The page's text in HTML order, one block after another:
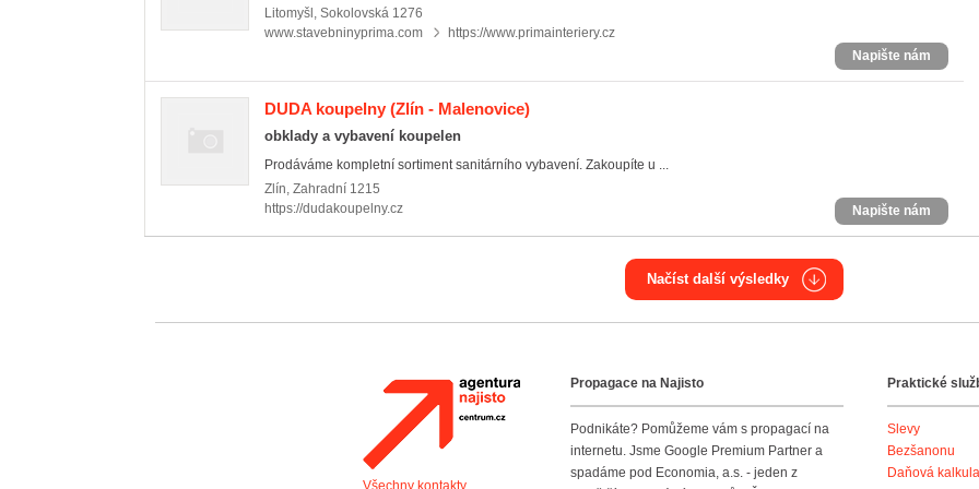
Litomyšl , Sokolovská 1276
www.stavebninyprima.com
https://www.primainteriery.cz
Napište nám
DUDA koupelny (Zlín - Malenovice)
obklady a vybavení koupelen
Prodáváme kompletní sortiment sanitárního vybavení. Zakoupíte u ...
Zlín, Zahradní 1215
https://dudakoupelny.cz
Napište nám
Načíst další výsledky
Agentura Najisto
Všechny kontakty
Propagace na Najisto
Podnikáte? Pomůžeme vám s propagací na
internetu. Jsme Google Premium Partner a
spadáme pod Economia, a.s. - jeden z
Praktické
Slevy
Bezšanonu
Daňová